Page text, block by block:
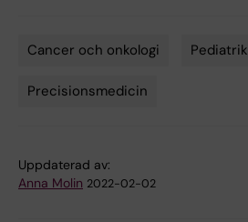
Cancer och onkologi Pediatrik
Precisionsmedicin
Uppdaterad av:
Anna Molin 2022-02-02